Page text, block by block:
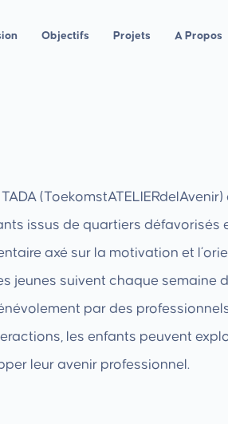
Objectifs Projets A Propos
issus de quartiers défavorisés
axé sur la motivation et
jeunes suivent chaque semaine
par des
les enfants peuvent
leur avenir professionnel.